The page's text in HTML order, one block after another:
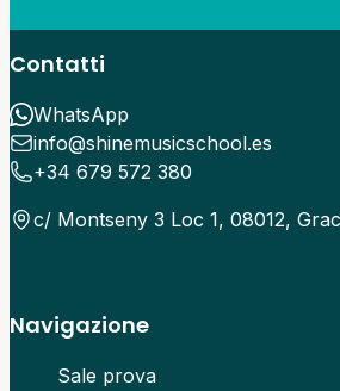
Contatti
WhatsApp
info@shinemusicschool.es
+34 679 572 380
c/ Montseny 3 Loc 1, 08012,
Navigazione
Sale prova